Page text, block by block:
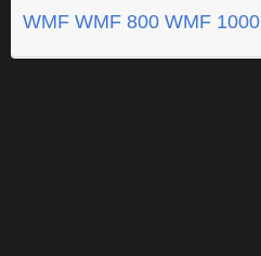
WMF WMF 800 WMF 1000